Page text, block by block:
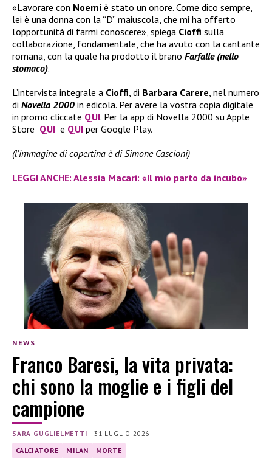
«Lavorare con Noemi è stato un onore. Come dico sempre,
lei è una donna con la “D” maiuscola, che mi ha offerto
l’opportunità di farmi conoscere», spiega Cioffi sulla
collaborazione, fondamentale, che ha avuto con la cantante
romana, con la quale ha prodotto il brano Farfalle (nello
stomaco).
L’intervista integrale a Cioffi , di Barbara Carere , nel numero
di Novella 2000 in edicola. Per avere la vostra copia digitale
in promo cliccate QUI. Per la app di Novella 2000 su Apple
Store QUI e QUI per Google Play.
(l’immagine di copertina è di Simone Cascioni)
LEGGI ANCHE: Alessia Macari: «Il mio parto da incubo»
NEWS
Franco Baresi, la vita privata:
chi sono la moglie e i figli del
campione
SARA GUGLIELMETTI |31 LUGLIO 2026
CALCIATORE MILAN MORTE